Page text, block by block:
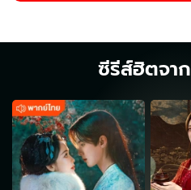
ซีรีส์ฮิตจาก